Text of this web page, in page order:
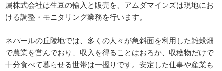
属株式会社は生豆の輸入と販売を、アムダマインズは現地にお
ける調整・モニタリング業務を行います。
ネパールの丘陵地では、多くの人々が急斜面を利用した雑穀畑
で農業を営んでおり、収入を得ることはおろか、収穫物だけで
十分食べて暮らせる世帯は一握りです。安定した仕事や産業も